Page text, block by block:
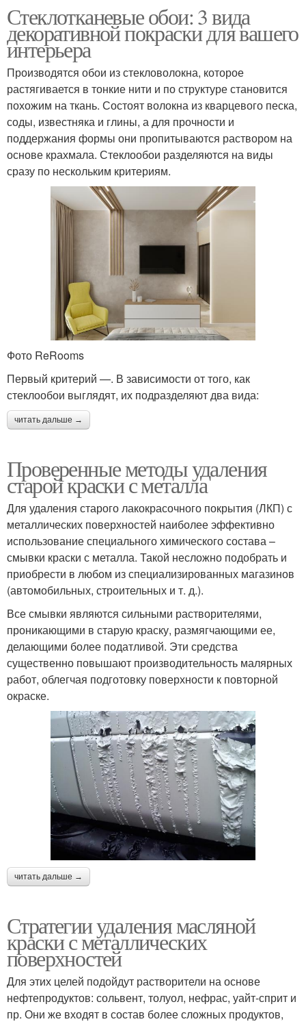
Стеклотканевые обои: 3 вида
декоративной покраски для вашего
интерьера
Производятся обои из стекловолокна, которое
растягивается в тонкие нити и по структуре становится
похожим на ткань. Состоят волокна из кварцевого песка,
соды, известняка и глины, а для прочности и
поддержания формы они пропитываются раствором на
основе крахмала. Стеклообои разделяются на виды
сразу по нескольким критериям.
Фото ReRooms
Первый критерий —. В зависимости от того, как
стеклообои выглядят, их подразделяют два вида:
читать дальше →
Проверенные методы удаления
старой краски с металла
Для удаления старого лакокрасочного покрытия (ЛКП) с
металлических поверхностей наиболее эффективно
использование специального химического состава –
смывки краски с металла. Такой несложно подобрать и
приобрести в любом из специализированных магазинов
(автомобильных, строительных и т. д.).
Все смывки являются сильными растворителями,
проникающими в старую краску, размягчающими ее,
делающими более податливой. Эти средства
существенно повышают производительность малярных
работ, облегчая подготовку поверхности к повторной
окраске.
читать дальше →
Стратегии удаления масляной
краски с металлических
поверхностей
Для этих целей подойдут растворители на основе
нефтепродуктов: сольвент, толуол, нефрас, уайт-сприт и
пр. Они же входят в состав более сложных продуктов,